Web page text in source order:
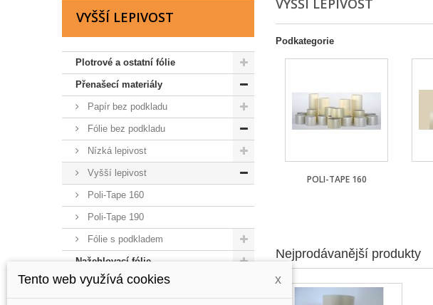
VYŠŠÍ LEPIVOST
Plotrové a ostatní fólie
Přenašecí materiály
Papír bez podkladu
Fólie bez podkladu
Nízká lepivost
Vyšší lepivost
Poli-Tape 160
Poli-Tape 190
Fólie s podkladem
Nažehlovací fólie
Magnetické fólie
VYŠŠÍ LEPIVOST
Podkategorie
POLI-TAPE 160
Nejprodávanější produkty
Tento web využívá cookies
x